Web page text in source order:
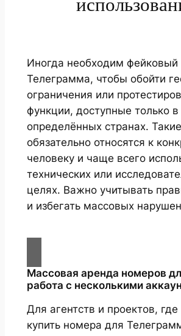
Иногда необходим
Телеграмма, чтобы обойти
ограничения или
функции, доступные только в
определённых странах.
обязательно относятся к
человеку и чаще всего
технических или
целях. Важно учитывать
и избегать массовых
Массовая аренда номеров
работа с несколькими
Для агентств и проектов,
купить номера для